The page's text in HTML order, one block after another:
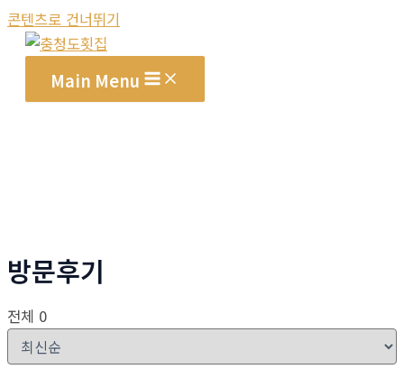
콘텐츠로 건너뛰기
Main Menu
방문후기
전체 0